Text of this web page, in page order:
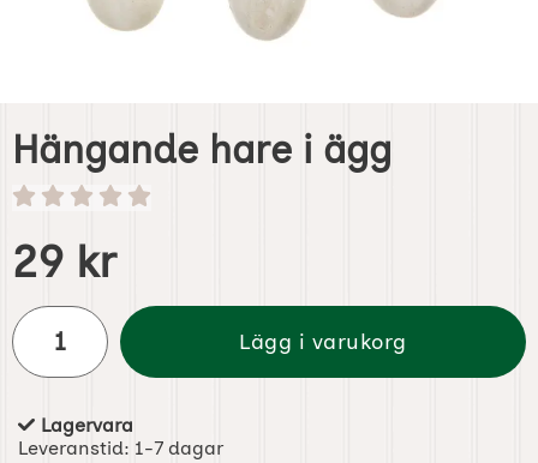
Hängande hare i ägg
Handla denna produkt Hängande hare i ägg
pris
29 kr
antal
Lägg i varukorg
Tillgänglighet:
Lagervara
Leveranstid: 1-7 dagar